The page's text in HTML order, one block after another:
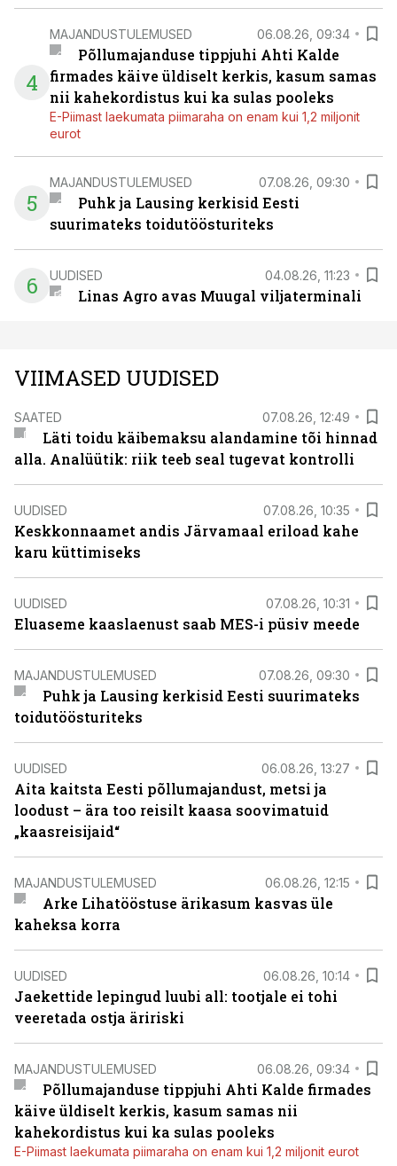
4
MAJANDUSTULEMUSED 06.08.26, 09:34
Põllumajanduse tippjuhi Ahti Kalde
firmades käive üldiselt kerkis, kasum samas
nii kahekordistus kui ka sulas pooleks
E-Piimast laekumata piimaraha on enam kui 1,2 miljonit
eurot
5
MAJANDUSTULEMUSED 07.08.26, 09:30
Puhk ja Lausing kerkisid Eesti
suurimateks toidutöösturiteks
6 UUDISED 04.08.26, 11:23
Linas Agro avas Muugal viljaterminali
VIIMASED UUDISED
SAATED 07.08.26, 12:49
Läti toidu käibemaksu alandamine tõi hinnad
alla. Analüütik: riik teeb seal tugevat kontrolli
UUDISED 07.08.26, 10:35
Keskkonnaamet andis Järvamaal eriload kahe
karu küttimiseks
UUDISED 07.08.26, 10:31
Eluaseme kaaslaenust saab MES-i püsiv meede
MAJANDUSTULEMUSED 07.08.26, 09:30
Puhk ja Lausing kerkisid Eesti suurimateks
toidutöösturiteks
UUDISED 06.08.26, 13:27
Aita kaitsta Eesti põllumajandust, metsi ja
loodust – ära too reisilt kaasa soovimatuid
„kaasreisijaid“
MAJANDUSTULEMUSED 06.08.26, 12:15
Arke Lihatööstuse ärikasum kasvas üle
kaheksa korra
UUDISED 06.08.26, 10:14
Jaekettide lepingud luubi all: tootjale ei tohi
veeretada ostja äririski
MAJANDUSTULEMUSED 06.08.26, 09:34
Põllumajanduse tippjuhi Ahti Kalde firmades
käive üldiselt kerkis, kasum samas nii
kahekordistus kui ka sulas pooleks
E-Piimast laekumata piimaraha on enam kui 1,2 miljonit eurot